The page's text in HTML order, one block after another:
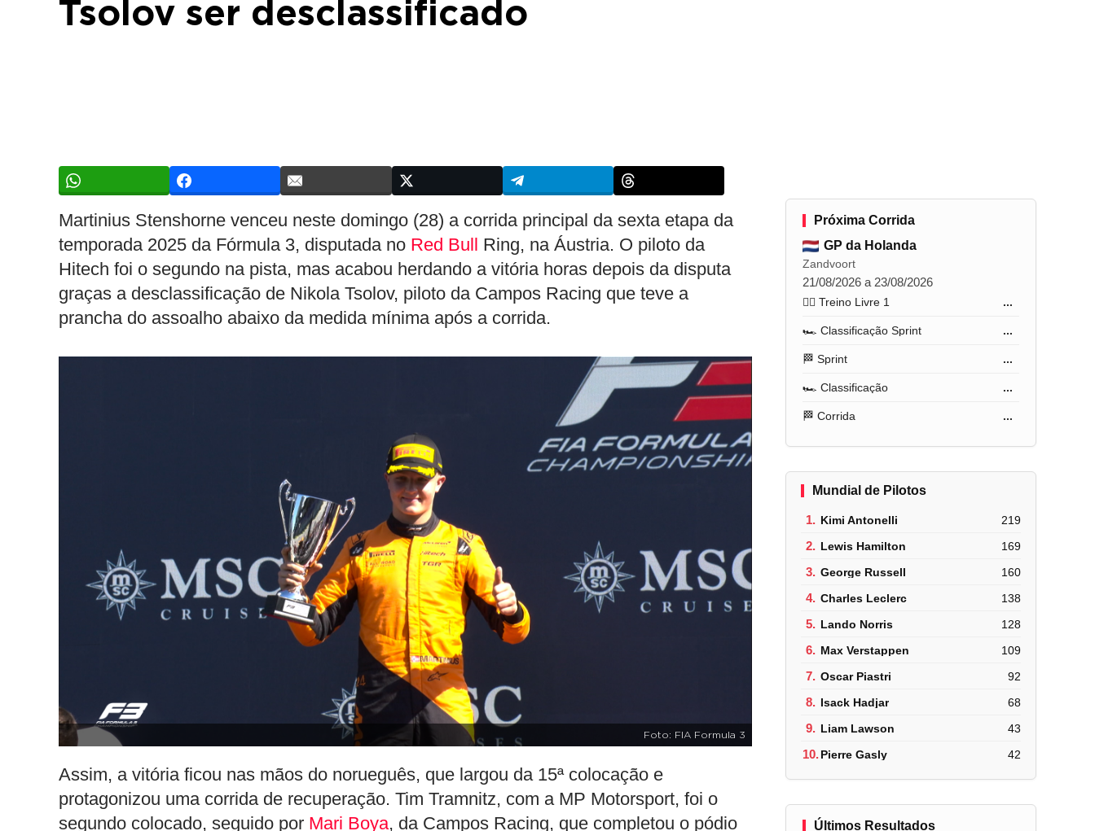
Tsolov ser desclassificado
Martinius Stenshorne venceu neste domingo (28) a corrida principal da sexta etapa da
temporada 2025 da Fórmula 3, disputada no Red Bull Ring, na Áustria. O piloto da
Hitech foi o segundo na pista, mas acabou herdando a vitória horas depois da disputa
graças a desclassificação de Nikola Tsolov, piloto da Campos Racing que teve a
prancha do assoalho abaixo da medida mínima após a corrida.
Foto: FIA Formula 3
Assim, a vitória ficou nas mãos do norueguês, que largou da 15ª colocação e
protagonizou uma corrida de recuperação. Tim Tramnitz, com a MP Motorsport, foi o
segundo colocado, seguido por Mari Boya, da Campos Racing, que completou o pódio
Próxima Corrida
GP da Holanda
Zandvoort
21/08/2026 a 23/08/2026
🏋️‍♂️ Treino Livre 1 ...
🏎️ Classificação Sprint ...
🏁 Sprint ...
🏎️ Classificação ...
🏁 Corrida ...
Mundial de Pilotos
1. Kimi Antonelli 219
2. Lewis Hamilton 169
3. George Russell 160
4. Charles Leclerc 138
5. Lando Norris 128
6. Max Verstappen 109
7. Oscar Piastri 92
8. Isack Hadjar 68
9. Liam Lawson 43
10.Pierre Gasly 42
Últimos Resultados